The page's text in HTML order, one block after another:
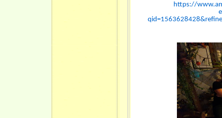
https://